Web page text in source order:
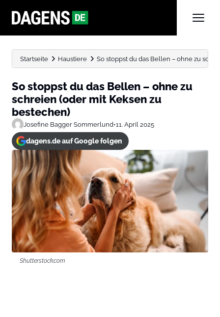
Startseite Haustiere So stoppst du das Bellen – ohne zu
So stoppst du das Bellen – ohne zu
schreien (oder mit Keksen zu
bestechen)
Josefine Bagger Sommerlund•11. April 2025
dagens.de auf Google folgen
Shutterstock.com